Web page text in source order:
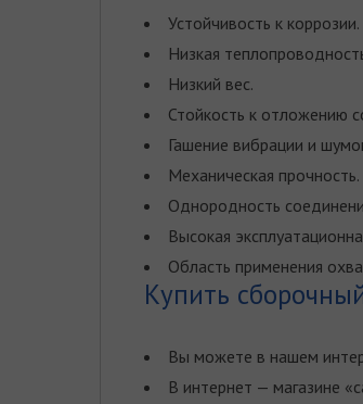
Устойчивость к коррозии.
Низкая
Низкий вес.
Стойкость к отложению
Гашение вибрации и
Механическая прочность.
Однородность
Высокая
Область применения
Купить
Вы можете в нашем
В интернет — магазине